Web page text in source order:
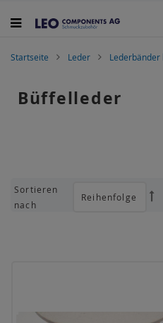
Inhalt
Startseite Leder Lederbänder
Büffelleder
Sortieren
nach